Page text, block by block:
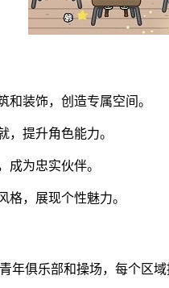
装饰，创造专属空间。
，提升角色能力。
成为忠实伙伴。
格，展现个性魅力。
年俱乐部和操场，每个区域